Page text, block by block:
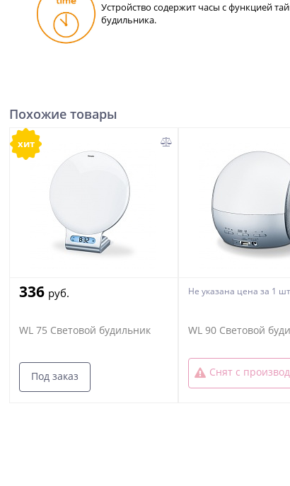
Устройство содержит часы с функцией
будильника.
Похожие товары
хит
336 руб.
WL 75 Световой будильник
Под заказ
Не указана цена за 1 шт
WL 90 Световой
Снят с